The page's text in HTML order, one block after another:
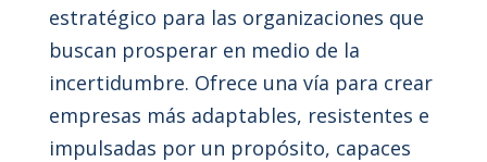
estratégico para las organizaciones que
buscan prosperar en medio de la
incertidumbre. Ofrece una vía para crear
empresas más adaptables, resistentes e
impulsadas por un propósito, capaces